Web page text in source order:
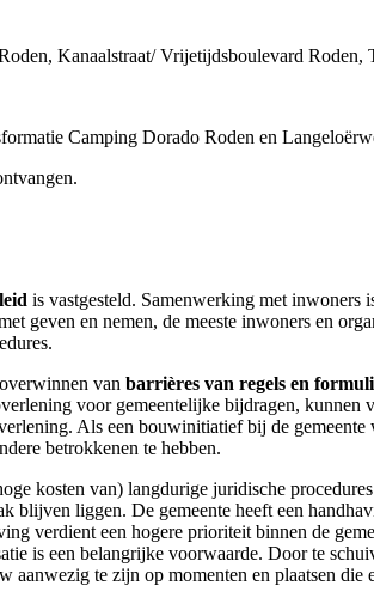
Kanaalstraat/ Vrijetijdsboulevard
Camping Dorado Roden en
is vastgesteld. Samenwerking met inwoners
geven en nemen, de meeste inwoners en
van barrières van regels en
voor gemeentelijke bijdragen,
Als een bouwinitiatief bij de
betrokkenen te hebben.
kosten van) langdurige juridische
blijven liggen. De gemeente heeft een
verdient een hogere prioriteit binnen de
is een belangrijke voorwaarde. Door te
te zijn op momenten en plaatsen die